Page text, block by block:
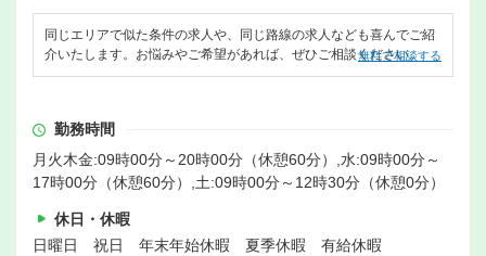
同じエリアで似た条件の求人や、同じ路線の求人なども喜んでご紹
介いたします。お悩みやご希望があれば、ぜひご相談ください。
無料で相談する
勤務時間
月火木金:09時00分～20時00分（休憩60分）,水:09時00分～
17時00分（休憩60分）,土:09時00分～12時30分（休憩0分）
休日・休暇
日曜日 祝日 年末年始休暇 夏季休暇 有給休暇